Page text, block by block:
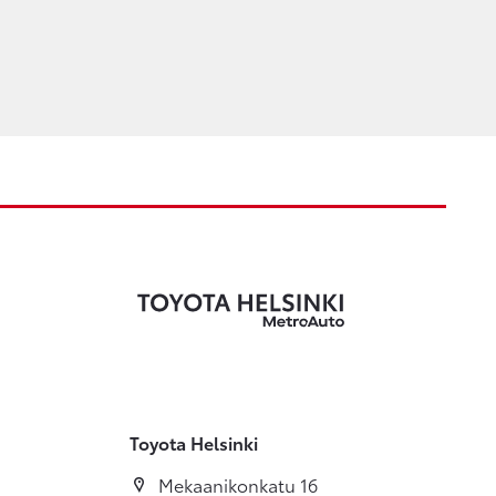
Toyota Helsinki
Mekaanikonkatu 16